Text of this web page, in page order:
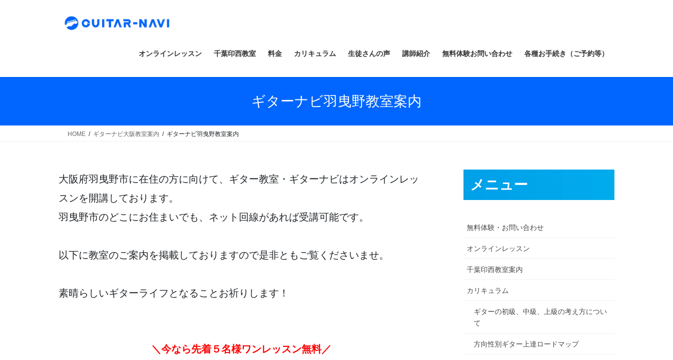
オンラインレッスン 千葉印西教室 料金 カリキュラム 生徒さんの声 講師紹介 無料体験お問い合わせ 各種お手続き（ご予約等）
ギターナビ羽曳野教室案内
HOME ギターナビ大阪教室案内 ギターナビ羽曳野教室案内
大阪府羽曳野市に在住の方に向けて、ギター教室・ギターナビはオンラインレッ
スンを開講しております。
羽曳野市のどこにお住まいでも、ネット回線があれば受講可能です。
以下に教室のご案内を掲載しておりますので是非ともご覧くださいませ。
素晴らしいギターライフとなることお祈りします！
＼今なら先着５名様ワンレッスン無料／
メニュー
無料体験・お問い合わせ
オンラインレッスン
千葉印西教室案内
カリキュラム
ギターの初級、中級、上級の考え方につい
て
方向性別ギター上達ロードマップ